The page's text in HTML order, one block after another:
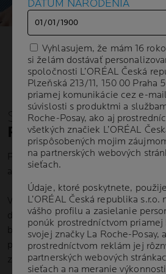
SILA
POHYBU
Pohyb môže prospievať nielen
ale tiež nášmu
V priebehu vašej onkologickej liečby
dôležitosť pravidelného pohybu a
benefity. Nielenže vám pohyb môže
pomôcť pri nespavosti, ale tiež
zlepšuje rovnováhu a udržiava vás
DÁTUM NARODENIA
Vyhlasujem, že mám 16
si želám dostávať
spoločnosti L’ORÉAL Česká
Plzeňská 213/11, 150 00 Praha
priamej komunikácie cez e-
súvislosti s produktmi a
Roche-Posay, ako aj
všetkých značiek L’ORÉAL
prispôsobených mojim
na partnerských webových
sieťach.
Údaje, ktoré poskytnete,
L’ORÉAL Česká republika s.r.o.
vášho profilu a zasielanie
ponúk prostredníctvom
svojej značky La Roche-Posay,
prostredníctvom reklám jej
partnerských webových
sieťach a na meranie
DÁTUM NARODENIA
Vyhlasujem, že mám 16
si želám dostávať
spoločnosti L’ORÉAL Česká
Plzeňská 213/11, 150 00 Praha
priamej komunikácie cez e-
súvislosti s produktmi a
Roche-Posay, ako aj
všetkých značiek L’ORÉAL
prispôsobených mojim
na partnerských webových
sieťach.
Údaje, ktoré poskytnete,
L’ORÉAL Česká republika s.r.o.
vášho profilu a zasielanie
ponúk prostredníctvom
svojej značky La Roche-Posay,
prostredníctvom reklám jej
partnerských webových
sieťach a na meranie